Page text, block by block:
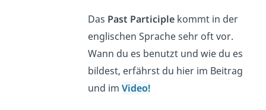
Das Past Participlekommt in der
englischen Sprache sehr oft vor.
Wann du es benutzt und wie du es
bildest, erfährst du hier im Beitrag
und im Video!